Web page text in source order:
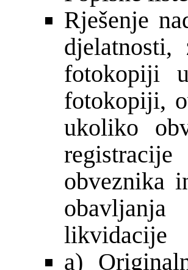
Rješenje
fotokopiji
fotokopiji,
ukoliko
obveznika
likvidacije
a)